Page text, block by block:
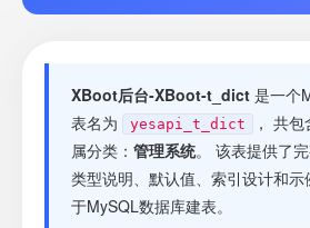
XBoot后台-XBoot-t_dict 是一个
表名为
yesapi_t_dict ， 共包
属分类： 管理系统。 该表提供了完
类型说明、默认值、索引设计和
于MySQL数据库建表。